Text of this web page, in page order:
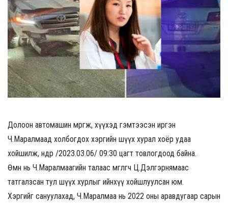
Долоон автомашин мөргөж, хүүхэд гэмтээсэн иргэн
Ч.Маралмаад холбогдох хэргийн шүүх хурал хоёр удаа
хойшилж, өнөөдөр /2023.03.06/ 09:30 цагт товлогдоод байна.
Өмнө нь Ч.Маралмаагийн талаас өмгөөлөгч Ц.Дэлгэрнямаас
татгалзсан тул шүүх хурлыг ийнхүү хойшлуулсан юм.
Хэргийг сануулахад, Ч.Маралмаа нь 2022 оны аравдугаар сарын